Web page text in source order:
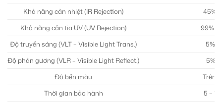
Khả năng cản nhiệt (IR Rejection)
45%
Khả năng cản tia UV (UV Rejection)
99% –
Độ truyền sáng (VLT – Visible Light Trans.)
5% –
Độ phản gương (VLR – Visible Light Reflect.)
5% –
Độ bền màu
Trên
Thời gian bảo hành
5 –